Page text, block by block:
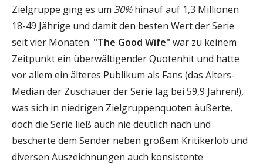
Zielgruppe ging es um 30%hinauf auf 1,3 Millionen
18-49 Jährige und damit den besten Wert der Serie
seit vier Monaten. "The Good Wife" war zu keinem
Zeitpunkt ein überwältigender Quotenhit und hatte
vor allem ein älteres Publikum als Fans (das Alters-
Median der Zuschauer der Serie lag bei 59,9 Jahren!),
was sich in niedrigen Zielgruppenquoten äußerte,
doch die Serie ließ auch nie deutlich nach und
bescherte dem Sender neben großem Kritikerlob und
diversen Auszeichnungen auch konsistente